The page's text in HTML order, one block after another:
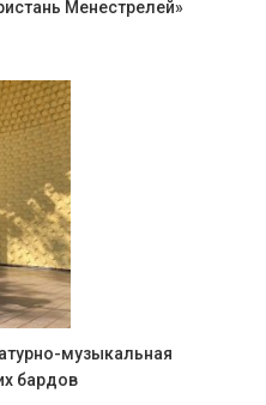
Менестрелей»
музыкальная
бардов